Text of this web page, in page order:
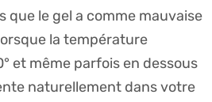
que le gel a comme mauvaise
la température
et même parfois en dessous
naturellement dans votre